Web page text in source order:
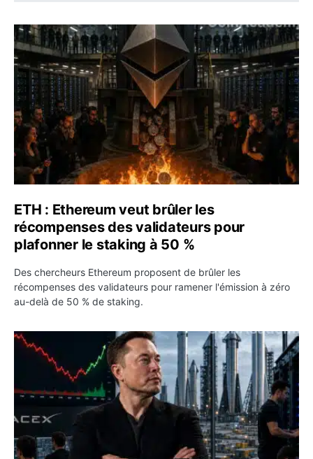
ETH : Ethereum veut brûler les récompenses des
ETH : Ethereum veut brûler les
récompenses des validateurs pour
plafonner le staking à 50 %
Des chercheurs Ethereum proposent de brûler les
récompenses des validateurs pour ramener l'émission à zéro
au-delà de 50 % de staking.
SPCX : SpaceX publie 7,8 milliards de dollars de